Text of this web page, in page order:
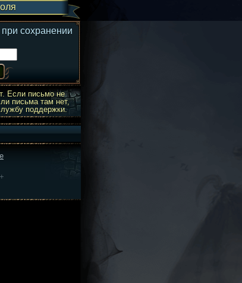
сохранении
Если письмо не
письма там нет,
поддержки.